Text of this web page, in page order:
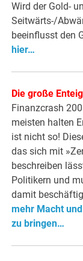
Wird der Gold-
Seitwärts-/
beeinflusst den
hier…
Die große
Finanzcrash
meisten halten
ist nicht so!
das sich mit
beschreiben
Politikern und
damit
mehr Macht
zu bringen…